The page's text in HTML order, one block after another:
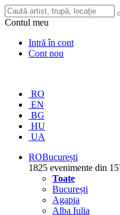
Contul meu
Intră în cont
Cont nou
RO
EN
BG
HU
UA
ROBucurești
1825 evenimente din
Toate
București
Agapia
Alba Iulia